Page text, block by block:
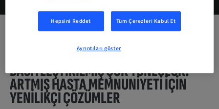
24 EKIM PERŞEMBE: 17:00 – 19:00
BASITLEŞTIRILMIŞ ÇOK YÖNLÜLÜK.
ARTMIŞ HASTA MEMNUNIYETI IÇIN
YENILIKÇI ÇÖZÜMLER
Hepsini Reddet Tüm Çerezleri Kabul Et
Ayrıntıları göster